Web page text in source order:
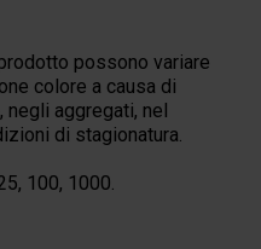
possono variare
colore a causa di
aggregati, nel
di stagionatura.
100, 1000.